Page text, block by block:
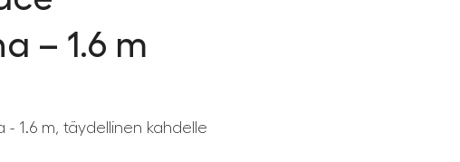
– 1.6 m
1.6 m, täydellinen kahdelle